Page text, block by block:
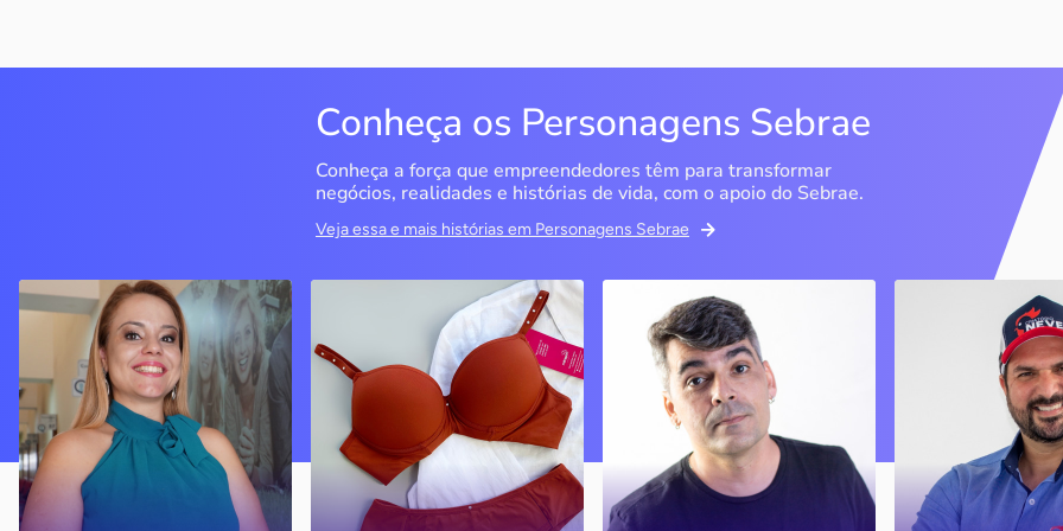
Conheça os Personagens Sebrae
Conheça a força que empreendedores têm para transformar
negócios, realidades e histórias de vida, com o apoio do Sebrae.
Veja essa e mais histórias em Personagens Sebrae
QualiMedi Saúde
Londrina / PR
Crisanália Cinagava e
Fernando Cinagava abriram
clínica com atendimento de
nível particular com preço
acessível
Miragem Moda Íntima
Pérola / PR
Com o apoio do Sebrae, a
empresa cresceu e
atualmente conta com
quatro lojas
Bipp Tecnologia
Picos / PI
Marcus Linhares
transformou a tese do
doutorado em negócio
Criatório
Sobrália / MG